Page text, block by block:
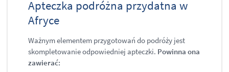
Apteczka podróżna przydatna w
Afryce
Ważnym elementem przygotowań do podróży jest
skompletowanie odpowiedniej apteczki. Powinna ona
zawierać: